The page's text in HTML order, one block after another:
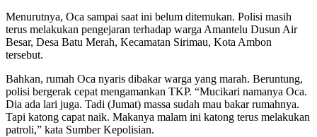
Menurutnya, Oca sampai saat ini belum ditemukan. Polisi masih
terus melakukan pengejaran terhadap warga Amantelu Dusun Air
Besar, Desa Batu Merah, Kecamatan Sirimau, Kota Ambon
tersebut.
Bahkan, rumah Oca nyaris dibakar warga yang marah. Beruntung,
polisi bergerak cepat mengamankan TKP. “Mucikari namanya Oca.
Dia ada lari juga. Tadi (Jumat) massa sudah mau bakar rumahnya.
Tapi katong capat naik. Makanya malam ini katong terus melakukan
patroli,” kata Sumber Kepolisian.